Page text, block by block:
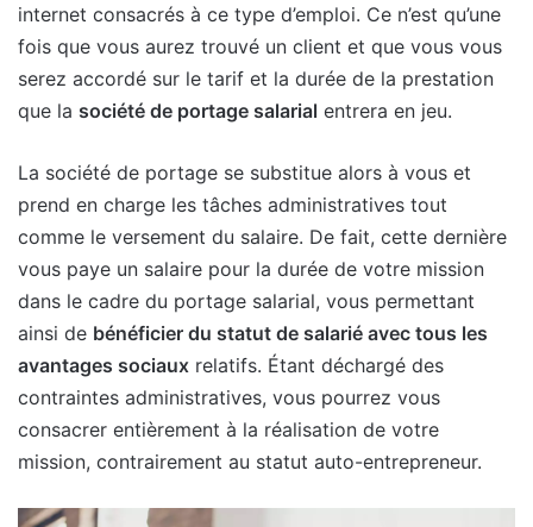
internet consacrés à ce type d’emploi. Ce n’est qu’une
fois que vous aurez trouvé un client et que vous vous
serez accordé sur le tarif et la durée de la prestation
que la société de portage salarial entrera en jeu.
La société de portage se substitue alors à vous et
prend en charge les tâches administratives tout
comme le versement du salaire. De fait, cette dernière
vous paye un salaire pour la durée de votre mission
dans le cadre du portage salarial, vous permettant
ainsi de bénéficier du statut de salarié avec tous les
avantages sociaux relatifs. Étant déchargé des
contraintes administratives, vous pourrez vous
consacrer entièrement à la réalisation de votre
mission, contrairement au statut auto-entrepreneur.